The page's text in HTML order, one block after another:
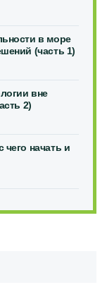
в море
(часть 1)
вне
2)
начать и